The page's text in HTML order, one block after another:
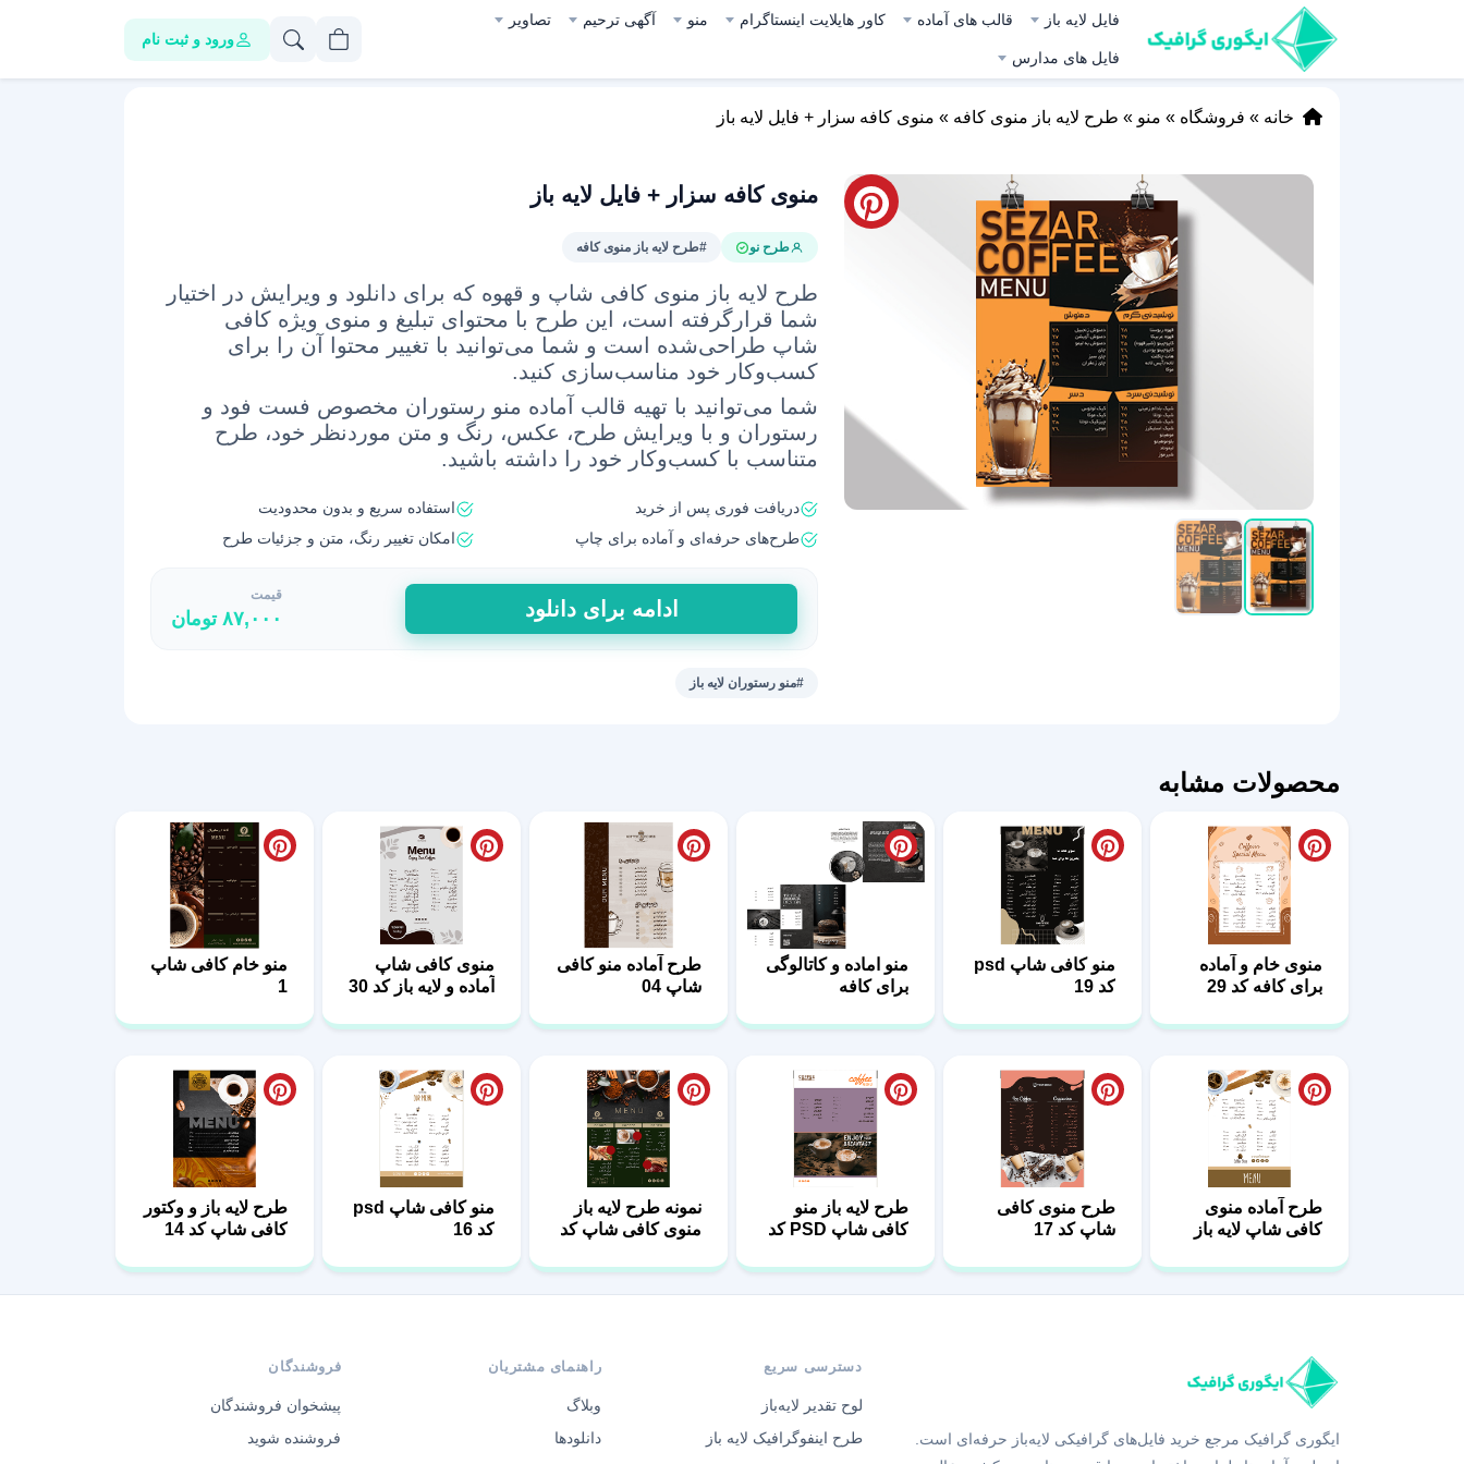
فایل لایه باز قالب های آماده کاور هایلایت اینستاگرام منو آگهی ترحیم تصاویر
فایل های مدارس
ورود و ثبت نام
خانه » فروشگاه » منو » طرح لایه باز منوی کافه » منوی کافه سزار + فایل لایه باز
منوی کافه سزار + فایل لایه باز
طرح نو #طرح لایه باز منوی کافه
طرح لایه باز منوی کافی شاپ و قهوه که برای دانلود و ویرایش در اختیار
شما قرارگرفته است، این طرح با محتوای تبلیغ و منوی ویژه کافی
شاپ طراحی‌شده است و شما می‌توانید با تغییر محتوا آن را برای
کسب‌وکار خود مناسب‌سازی کنید.
شما می‌توانید با تهیه قالب آماده منو رستوران مخصوص فست فود و
رستوران و با ویرایش طرح، عکس، رنگ و متن موردنظر خود، طرح
متناسب با کسب‌وکار خود را داشته باشید.
دریافت فوری پس از خرید
استفاده سریع و بدون محدودیت
طرح‌های حرفه‌ای و آماده برای چاپ
امکان تغییر رنگ، متن و جزئیات طرح
منوی
کافه
سزار
ادامه برای دانلود
قیمت
۸۷,۰۰۰ تومان
#منو رستوران لایه باز
محصولات مشابه
منوی خام و آماده
برای کافه کد 29
منو کافی شاپ psd
کد 19
منو اماده و کاتالوگی
برای کافه
طرح آماده منو کافی
شاپ 04
منوی کافی شاپ
آماده و لایه باز کد 30
منو خام کافی شاپ
1
طرح آماده منوی
کافی شاپ لایه باز
طرح منوی کافی
شاپ کد 17
طرح لایه باز منو
کافی شاپ PSD کد
نمونه طرح لایه باز
منوی کافی شاپ کد
منو کافی شاپ psd
کد 16
طرح لایه باز و وکتور
کافی شاپ کد 14
ایگوری گرافیک مرجع خرید فایل‌های گرافیکی لایه‌باز حرفه‌ای است.
دسترسی سریع
لوح تقدیر لایه‌باز
طرح اینفوگرافیک لایه باز
راهنمای مشتریان
وبلاگ
دانلودها
فروشندگان
پیشخوان فروشندگان
فروشنده شوید